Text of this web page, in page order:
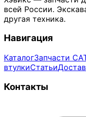
всей России.
другая техника.
Навигация
КаталогЗапчасти
втулкиСтатьи
Контакты